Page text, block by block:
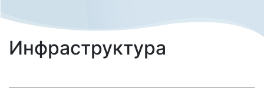
Инфраструктура